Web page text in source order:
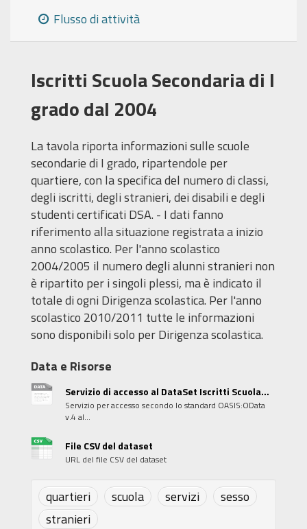
Flusso di attività
Iscritti Scuola Secondaria di I
grado dal 2004
La tavola riporta informazioni sulle scuole
secondarie di I grado, ripartendole per
quartiere, con la specifica del numero di classi,
degli iscritti, degli stranieri, dei disabili e degli
studenti certificati DSA. - I dati fanno
riferimento alla situazione registrata a inizio
anno scolastico. Per l'anno scolastico
2004/2005 il numero degli alunni stranieri non
è ripartito per i singoli plessi, ma è indicato il
totale di ogni Dirigenza scolastica. Per l'anno
scolastico 2010/2011 tutte le informazioni
sono disponibili solo per Dirigenza scolastica.
Data e Risorse
Servizio di accesso al DataSet Iscritti Scuola...
Servizio per accesso secondo lo standard OASIS:OData
v.4 al...
File CSV del dataset
URL del file CSV del dataset
quartieri scuola servizi
sesso
stranieri